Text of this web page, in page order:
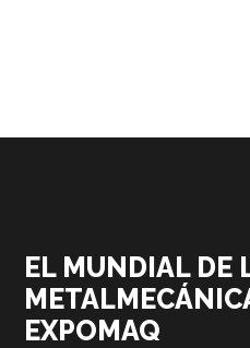
EL MUNDIAL DE
EXPOMAQ